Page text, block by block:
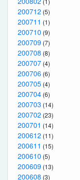
200712 (5)
200711 (1)
200710 (9)
200709 (7)
200708 (8)
200707 (4)
200706 (6)
200705 (4)
200704 (6)
200703 (14)
200702 (23)
200701 (14)
200612 (11)
200611 (15)
200610 (5)
200609 (13)
200608 (3)